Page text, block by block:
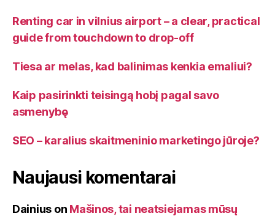
Renting car in vilnius airport – a clear, practical
guide from touchdown to drop-off
Tiesa ar melas, kad balinimas kenkia emaliui?
Kaip pasirinkti teisingą hobį pagal savo
asmenybę
SEO – karalius skaitmeninio marketingo jūroje?
Naujausi komentarai
Dainius on Mašinos, tai neatsiejamas mūsų